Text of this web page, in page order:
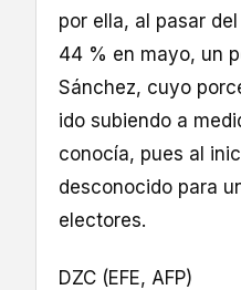
por ella, al pasar
44 % en mayo, un
Sánchez, cuyo
ido subiendo a
conocía, pues al
desconocido para
electores.
DZC (EFE, AFP)